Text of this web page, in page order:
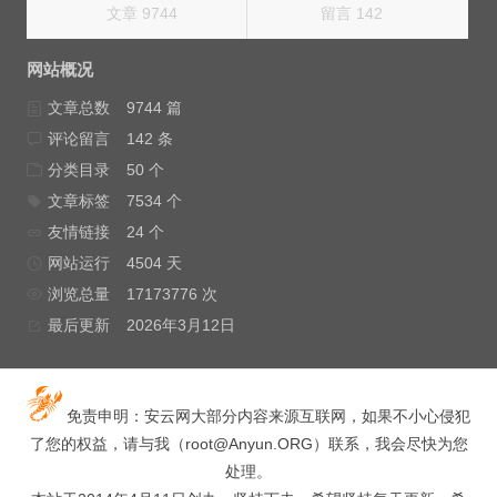
文章 9744 留言 142
网站概况
文章总数
9744 篇
评论留言
142 条
分类目录
50 个
文章标签
7534 个
友情链接
24 个
网站运行
4504 天
浏览总量
17173776 次
最后更新
2026年3月12日
免责申明：安云网大部分内容来源互联网，如果不小心侵犯
了您的权益，请与我（root@Anyun.ORG）联系，我会尽快为您
处理。